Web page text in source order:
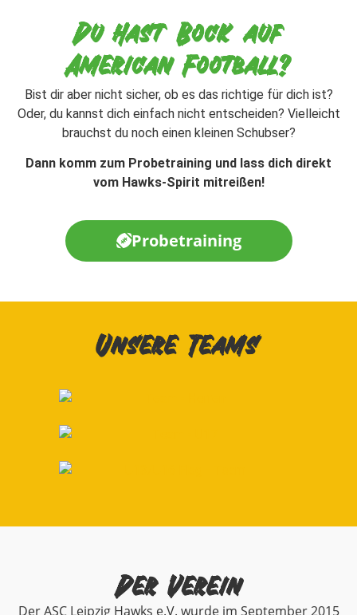
Du hast Bock auf
American Football?
Bist dir aber nicht sicher, ob es das richtige für dich ist?
Oder, du kannst dich einfach nicht entscheiden? Vielleicht
brauchst du noch einen kleinen Schubser?
Dann komm zum Probetraining und lass dich direkt
vom Hawks-Spirit mitreißen!
Probetraining
Unsere Teams
Der Verein
Der ASC Leipzig Hawks e.V. wurde im September 2015